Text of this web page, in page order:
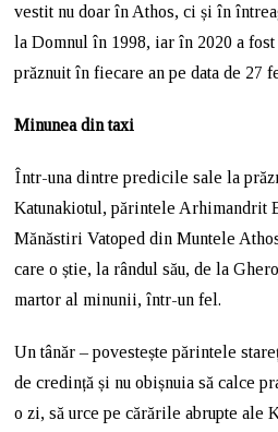
vestit nu doar în Athos, ci și în
la Domnul în 1998, iar în 2020 a
prăznuit în fiecare an pe data de 27
Minunea din taxi
Într-una dintre predicile sale la
Katunakiotul, părintele Arhimandrit
Mănăstiri Vatoped din Muntele
care o știe, la rândul său, de la
martor al minunii, într-un fel.
Un tânăr – povestește părintele
de credință și nu obișnuia să calce
o zi, să urce pe cărările abrupte ale